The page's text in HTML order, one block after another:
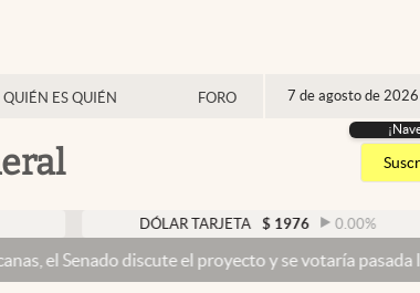
QUIÉN ES QUIÉN FORO 7 de agosto de 2026
DÓLAR TARJETA $ 1976 0.00%
el proyecto y se votaría pasada la medianoche